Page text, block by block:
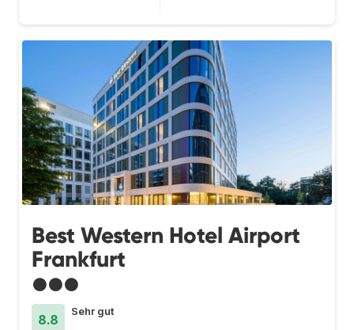
Best Western Hotel Airport
Frankfurt
●●●
8.8
Sehr gut